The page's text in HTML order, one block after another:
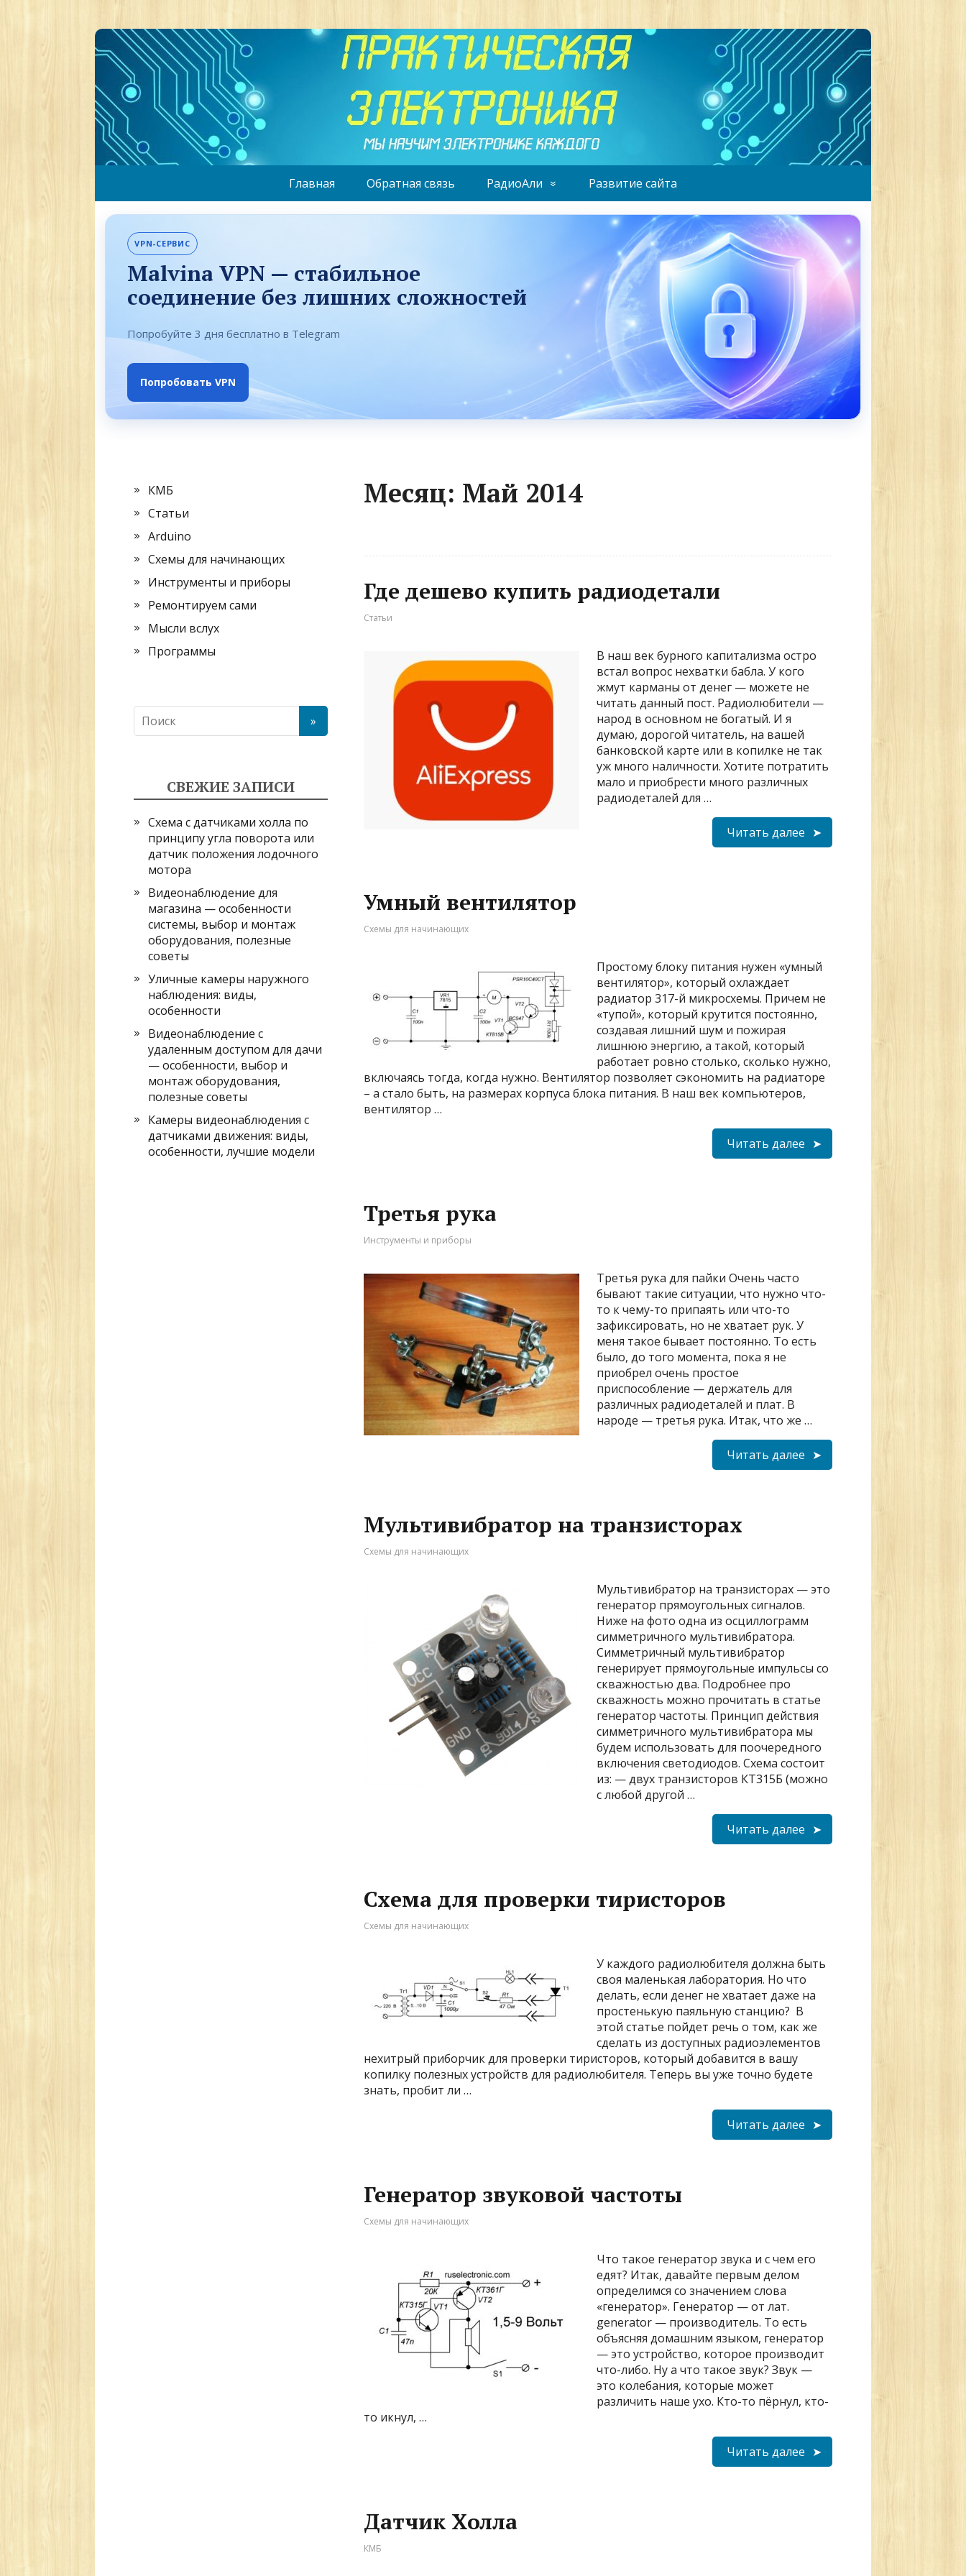
Главная Обратная связь РадиоАли Развитие сайта
VPN-СЕРВИС
Malvina VPN — стабильное
соединение без лишних сложностей
Попробуйте 3 дня бесплатно в Telegram
Попробовать VPN
Месяц: Май 2014
Где дешево купить радиодетали
Статьи
В наш век бурного капитализма остро
встал вопрос нехватки бабла. У кого
жмут карманы от денег — можете не
читать данный пост. Радиолюбители —
народ в основном не богатый. И я
думаю, дорогой читатель, на вашей
банковской карте или в копилке не так
уж много наличности. Хотите потратить
мало и приобрести много различных
радиодеталей для …
Читать далее
Умный вентилятор
Схемы для начинающих
Простому блоку питания нужен «умный
вентилятор», который охлаждает
радиатор 317-й микросхемы. Причем не
«тупой», который крутится постоянно,
создавая лишний шум и пожирая
лишнюю энергию, а такой, который
работает ровно столько, сколько нужно,
включаясь тогда, когда нужно. Вентилятор позволяет сэкономить на радиаторе
– а стало быть, на размерах корпуса блока питания. В наш век компьютеров,
вентилятор …
Читать далее
Третья рука
Инструменты и приборы
Третья рука для пайки Очень часто
бывают такие ситуации, что нужно что-
то к чему-то припаять или что-то
зафиксировать, но не хватает рук. У
меня такое бывает постоянно. То есть
было, до того момента, пока я не
приобрел очень простое
приспособление — держатель для
различных радиодеталей и плат. В
народе — третья рука. Итак, что же …
Читать далее
Мультивибратор на транзисторах
Схемы для начинающих
Мультивибратор на транзисторах — это
генератор прямоугольных сигналов.
Ниже на фото одна из осциллограмм
симметричного мультивибратора.
Симметричный мультивибратор
генерирует прямоугольные импульсы со
скважностью два. Подробнее про
скважность можно прочитать в статье
генератор частоты. Принцип действия
симметричного мультивибратора мы
будем использовать для поочередного
включения светодиодов. Схема состоит
из: — двух транзисторов КТ315Б (можно
с любой другой …
Читать далее
Схема для проверки тиристоров
Схемы для начинающих
У каждого радиолюбителя должна быть
своя маленькая лаборатория. Но что
делать, если денег не хватает даже на
простенькую паяльную станцию? В
этой статье пойдет речь о том, как же
сделать из доступных радиоэлементов
нехитрый приборчик для проверки тиристоров, который добавится в вашу
копилку полезных устройств для радиолюбителя. Теперь вы уже точно будете
знать, пробит ли …
Читать далее
Генератор звуковой частоты
Схемы для начинающих
Что такое генератор звука и с чем его
едят? Итак, давайте первым делом
определимся со значением слова
«генератор». Генератор — от лат.
generator — производитель. То есть
объясняя домашним языком, генератор
— это устройство, которое производит
что-либо. Ну а что такое звук? Звук —
это колебания, которые может
различить наше ухо. Кто-то пёрнул, кто-
то икнул, …
Читать далее
Датчик Холла
КМБ
КМБ
Статьи
Arduino
Схемы для начинающих
Инструменты и приборы
Ремонтируем сами
Мысли вслух
Программы
СВЕЖИЕ ЗАПИСИ
Схема с датчиками холла по
принципу угла поворота или
датчик положения лодочного
мотора
Видеонаблюдение для
магазина — особенности
системы, выбор и монтаж
оборудования, полезные
советы
Уличные камеры наружного
наблюдения: виды,
особенности
Видеонаблюдение с
удаленным доступом для дачи
— особенности, выбор и
монтаж оборудования,
полезные советы
Камеры видеонаблюдения с
датчиками движения: виды,
особенности, лучшие модели